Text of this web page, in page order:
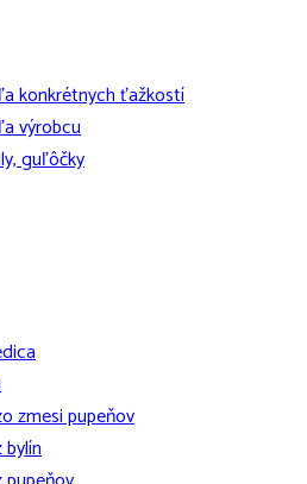
konkrétnych ťažkostí
výrobcu
guľôčky
zmesi pupeňov